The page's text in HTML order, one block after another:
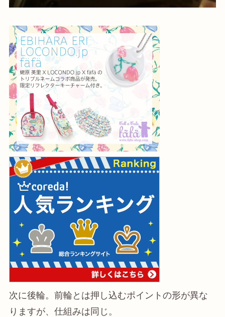
次に後輪。前輪とは押し込むポイントの形が異な
りますが、仕組みは同じ。